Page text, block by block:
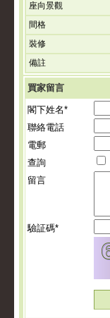
座向景觀
間格
裝修
備註
買家留言
閣下姓名*
聯絡電話
電郵
查詢
留言
驗証碼*